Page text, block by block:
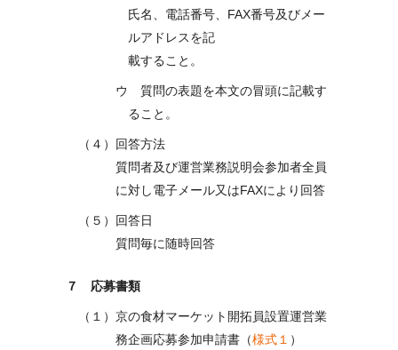
氏名、電話番号、FAX番号及びメー
ルアドレスを記
載すること。
ウ 質問の表題を本文の冒頭に記載す
ること。
（４）回答方法
質問者及び運営業務説明会参加者全員
に対し電子メール又はFAXにより回答
（５）回答日
質問毎に随時回答
７ 応募書類
（１）京の食材マーケット開拓員設置運営業
務企画応募参加申請書（様式１ ）